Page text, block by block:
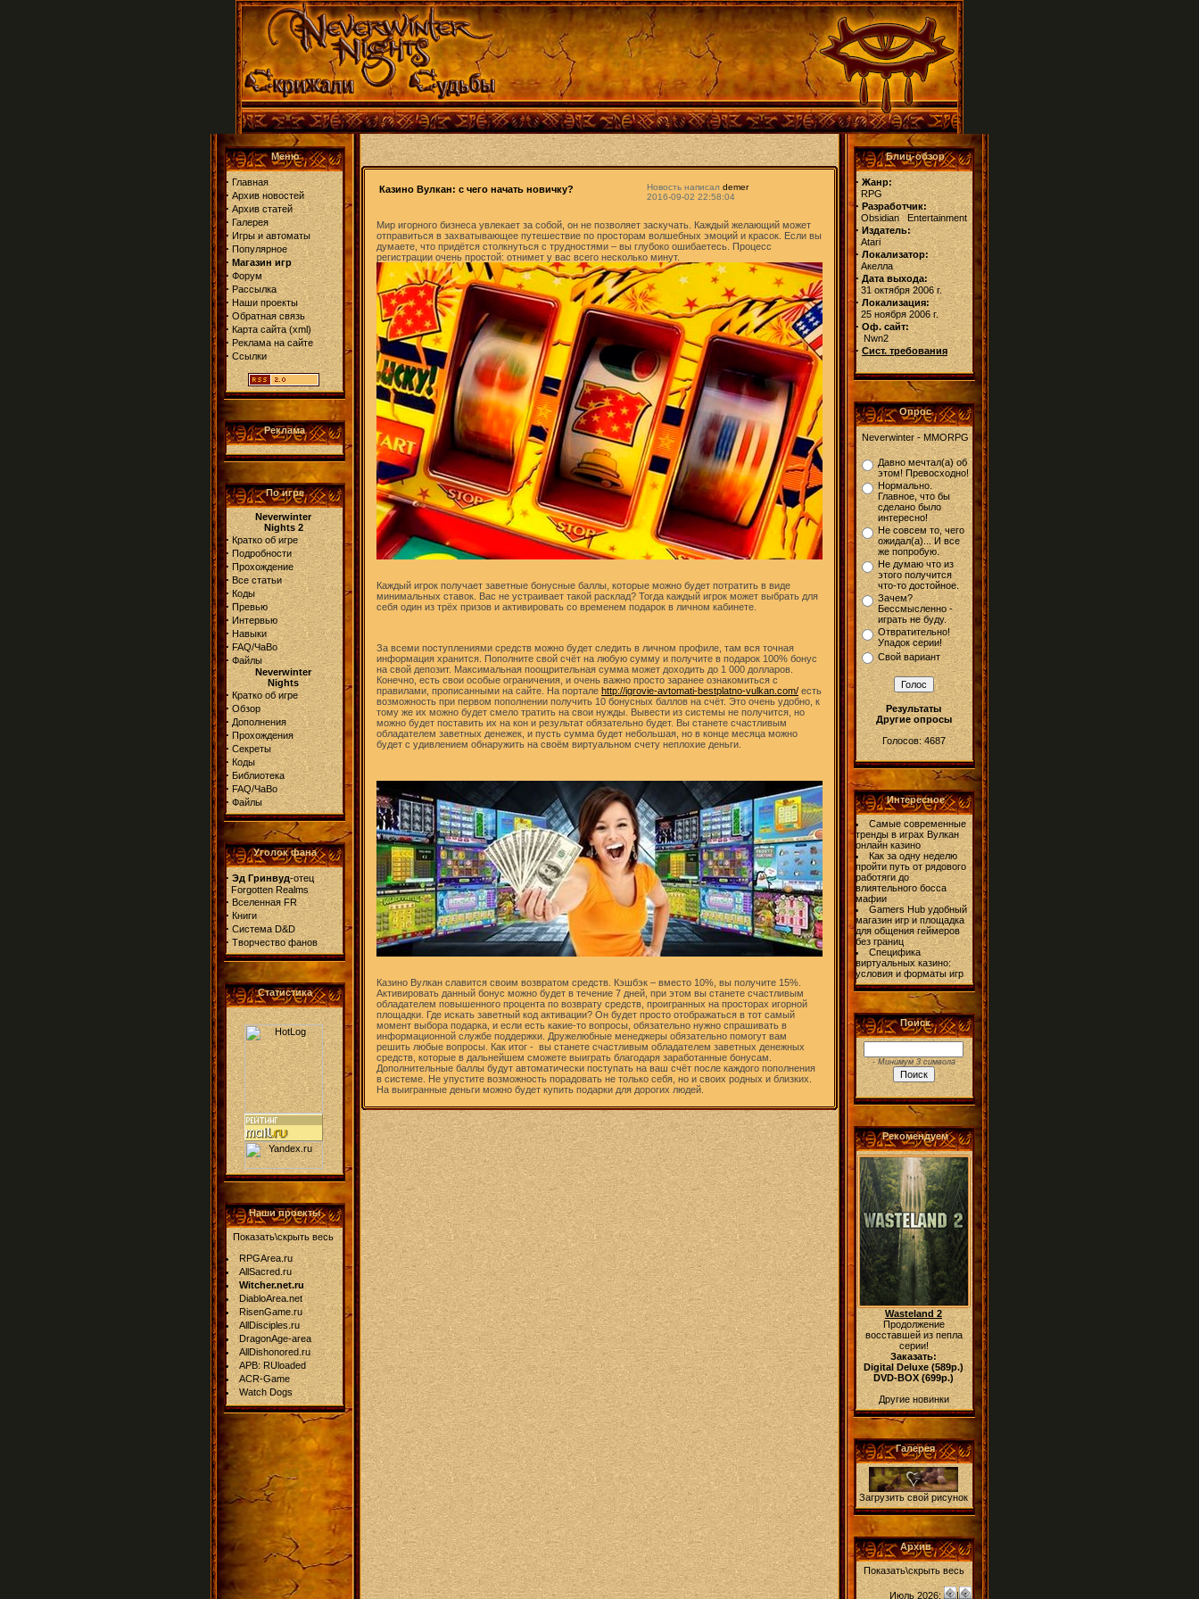
Меню
· Главная
· Архив новостей
· Архив статей
· Галерея
· Игры и автоматы
· Популярное
· Магазин игр
· Форум
· Рассылка
· Наши проекты
· Обратная связь
· Карта сайта(xml)
· Реклама на сайте
· Ссылки
Реклама
По игре
Neverwinter
Nights 2
· Кратко об игре
· Подробности
· Прохождение
· Все статьи
· Коды
· Превью
· Интервью
· Навыки
· FAQ/ЧаВо
· Файлы
Neverwinter
Nights
· Кратко об игре
· Обзор
· Дополнения
· Прохождения
· Секреты
· Коды
· Библиотека
· FAQ/ЧаВо
· Файлы
Уголок фана
· Эд Гринвуд-отец
Forgotten Realms
· Вселенная FR
· Книги
· Система D&D
· Творчество фанов
Статистика
Наши проекты
Показать\скрыть весь
RPGArea.ru
AllSacred.ru
Witcher.net.ru
DiabloArea.net
RisenGame.ru
AllDisciples.ru
DragonAge-area
AllDishonored.ru
APB: RUloaded
ACR-Game
Watch Dogs
Казино Вулкан: с чего начать новичку? Новость написал demer
2016-09-02 22:58:04
Мир игорного бизнеса увлекает за собой, он не позволяет заскучать. Каждый желающий может
отправиться в захватывающее путешествие по просторам волшебных эмоций и красок. Если вы
думаете, что придётся столкнуться с трудностями – вы глубоко ошибаетесь. Процесс
регистрации очень простой: отнимет у вас всего несколько минут.
Каждый игрок получает заветные бонусные баллы, которые можно будет потратить в виде
минимальных ставок. Вас не устраивает такой расклад? Тогда каждый игрок может выбрать для
себя один из трёх призов и активировать со временем подарок в личном кабинете.
За всеми поступлениями средств можно будет следить в личном профиле, там вся точная
информация хранится. Пополните свой счёт на любую сумму и получите в подарок 100% бонус
на свой депозит. Максимальная поощрительная сумма может доходить до 1 000 долларов.
Конечно, есть свои особые ограничения, и очень важно просто заранее ознакомиться с
правилами, прописанными на сайте. На портале http://igrovie-avtomati-bestplatno-vulkan.com/ есть
возможность при первом пополнении получить 10 бонусных баллов на счёт. Это очень удобно, к
тому же их можно будет смело тратить на свои нужды. Вывести из системы не получится, но
можно будет поставить их на кон и результат обязательно будет. Вы станете счастливым
обладателем заветных денежек, и пусть сумма будет небольшая, но в конце месяца можно
будет с удивлением обнаружить на своём виртуальном счету неплохие деньги.
Казино Вулкан славится своим возвратом средств. Кэшбэк – вместо 10%, вы получите 15%.
Активировать данный бонус можно будет в течение 7 дней, при этом вы станете счастливым
обладателем повышенного процента по возврату средств, проигранных на просторах игорной
площадки. Где искать заветный код активации? Он будет просто отображаться в тот самый
момент выбора подарка, и если есть какие-то вопросы, обязательно нужно спрашивать в
информационной службе поддержки. Дружелюбные менеджеры обязательно помогут вам
решить любые вопросы. Как итог - вы станете счастливым обладателем заветных денежных
средств, которые в дальнейшем сможете выиграть благодаря заработанные бонусам.
Дополнительные баллы будут автоматически поступать на ваш счёт после каждого пополнения
в системе. Не упустите возможность порадовать не только себя, но и своих родных и близких.
На выигранные деньги можно будет купить подарки для дорогих людей.
Блиц-обзор
· Жанр:
RPG
· Разработчик:
Obsidian Entertainment
· Издатель:
Atari
· Локализатор:
Акелла
· Дата выхода:
31 октября 2006 г.
· Локализация:
25 ноября 2006 г.
· Оф. сайт:
Nwn2
· Сист. требования
Опрос
Neverwinter - MMORPG
Давно мечтал(а) об
этом! Превосходно!
Нормально.
Главное, что бы
сделано было
интересно!
Не совсем то, чего
ожидал(а)... И все
же попробую.
Не думаю что из
этого получится
что-то достойное.
Зачем?
Бессмысленно -
играть не буду.
Отвратительно!
Упадок серии!
Свой вариант
Результаты
Другие опросы
Голосов: 4687
Интересное
Самые современные
тренды в играх Вулкан
онлайн казино
Как за одну неделю
пройти путь от рядового
работяги до
влиятельного босса
мафии
Gamers Hub удобный
магазин игр и площадка
для общения геймеров
без границ
Специфика
виртуальных казино:
условия и форматы игр
Поиск
- Минимум 3 символа
Рекомендуем
Wasteland 2
Продолжение
восставшей из пепла
серии!
Заказать:
Digital Deluxe (589р.)
DVD-BOX (699р.)
Другие новинки
Галерея
Загрузить свой рисунок
Архив
Показать\скрыть весь
Июль 2026: |